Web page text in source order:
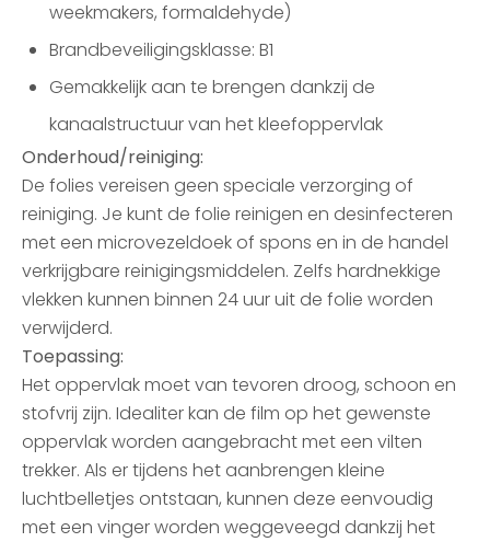
weekmakers, formaldehyde)
Brandbeveiligingsklasse: B1
Gemakkelijk aan te brengen dankzij de
kanaalstructuur van het kleefoppervlak
Onderhoud/reiniging:
De folies vereisen geen speciale verzorging of
reiniging. Je kunt de folie reinigen en desinfecteren
met een microvezeldoek of spons en in de handel
verkrijgbare reinigingsmiddelen. Zelfs hardnekkige
vlekken kunnen binnen 24 uur uit de folie worden
verwijderd.
Toepassing:
Het oppervlak moet van tevoren droog, schoon en
stofvrij zijn. Idealiter kan de film op het gewenste
oppervlak worden aangebracht met een vilten
trekker. Als er tijdens het aanbrengen kleine
luchtbelletjes ontstaan, kunnen deze eenvoudig
met een vinger worden weggeveegd dankzij het